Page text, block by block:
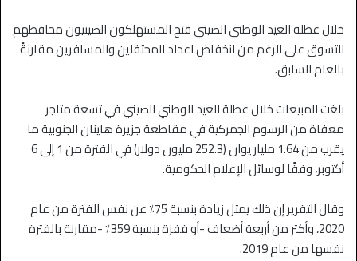
خلال عطلة العيد الوطني الصيني فتح المستهلكون الصينيون محافظهم
للتسوق على الرغم من انخفاض اعداد المحتفلين والمسافرين مقارنةً
بالعام السابق.
بلغت المبيعات خلال عطلة العيد الوطني الصيني في تسعة متاجر
معفاة من الرسوم الجمركية في مقاطعة جزيرة هاينان الجنوبية ما
يقرب من 1.64 مليار يوان (252.3 مليون دولار) في الفترة من 1 إلى 6
أكتوبر، وفقًا لوسائل الإعلام الحكومية.
وقال التقرير إن ذلك يمثل زيادة بنسبة 75٪ عن نفس الفترة من عام
2020، وأكثر من أربعة أضعاف -أو قفزة بنسبة 359٪ -مقارنة بالفترة
نفسها من عام 2019.